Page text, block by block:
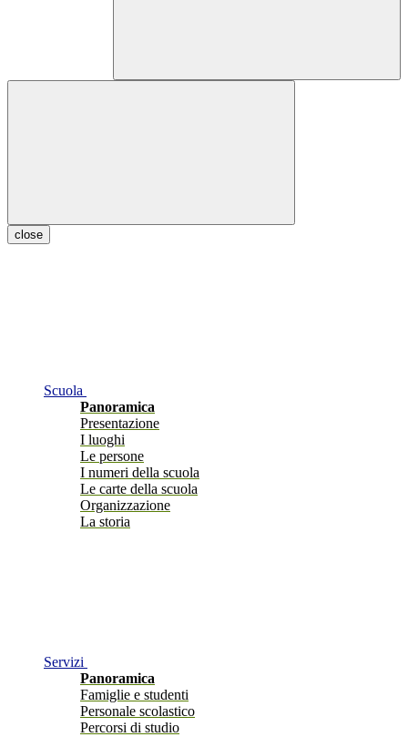
close
Scuola
Panoramica
Presentazione
I luoghi
Le persone
I numeri della scuola
Le carte della scuola
Organizzazione
La storia
Servizi
Panoramica
Famiglie e studenti
Personale scolastico
Percorsi di studio